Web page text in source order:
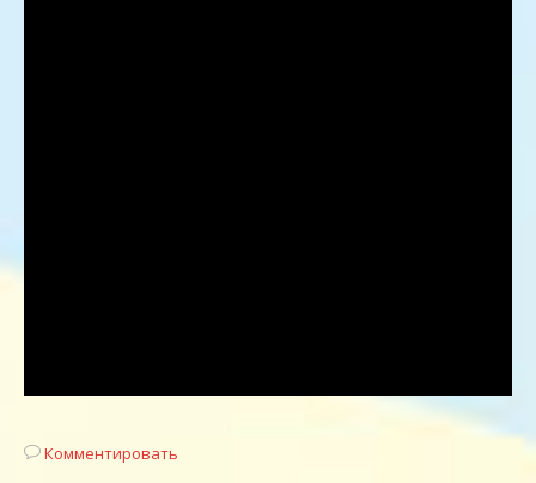
Комментировать